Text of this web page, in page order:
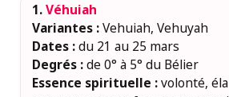
1.Véhuiah
Variantes :Vehuiah, Vehuyah
Dates :du 21 au 25 mars
Degrés :de 0° à 5° du Bélier
Essence spirituelle :volonté,